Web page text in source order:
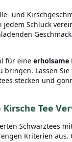
und
jedem Schluck
für eine erholsame
Lassen Sie
stecken und
Kirsche Tee
Schwarztees
Kriterien aus.